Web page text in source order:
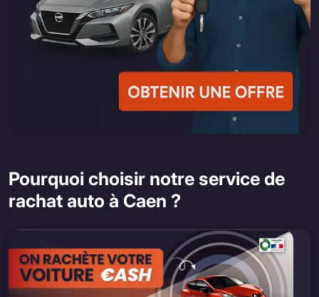
Pourquoi choisir notre service de
rachat auto à Caen ?